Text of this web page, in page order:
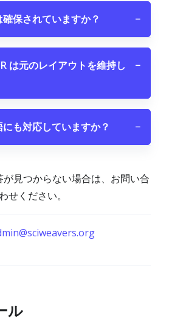
保されていますか？ −
は元のレイアウトを維持し
−
も対応していますか？ −
見つからない場合は、お問い合
せください。
ル